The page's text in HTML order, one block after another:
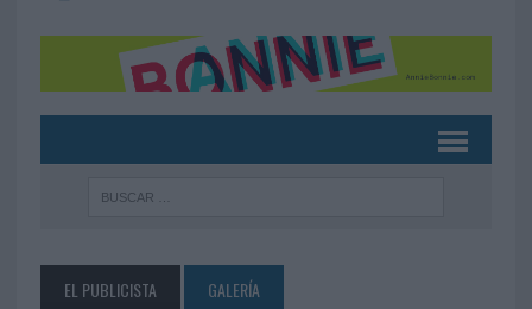
EL PUBLICISTA GALERÍA